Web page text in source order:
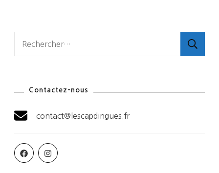
Contactez-nous
contact@lescapdingues.fr